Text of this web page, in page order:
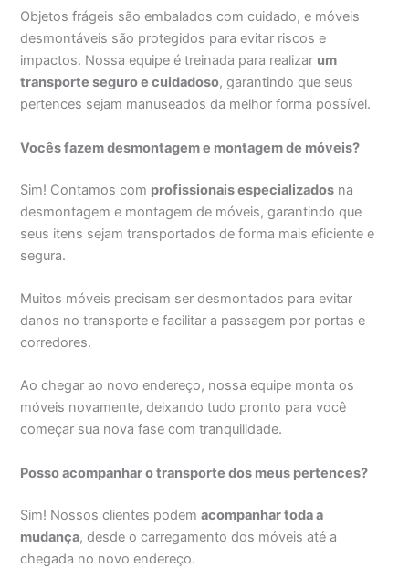
Objetos frágeis são embalados com cuidado, e móveis
desmontáveis são protegidos para evitar riscos e
impactos. Nossa equipe é treinada para realizar um
transporte seguro e cuidadoso, garantindo que seus
pertences sejam manuseados da melhor forma possível.
Vocês fazem desmontagem e montagem de móveis?
Sim! Contamos com profissionais especializados na
desmontagem e montagem de móveis, garantindo que
seus itens sejam transportados de forma mais eficiente e
segura.
Muitos móveis precisam ser desmontados para evitar
danos no transporte e facilitar a passagem por portas e
corredores.
Ao chegar ao novo endereço, nossa equipe monta os
móveis novamente, deixando tudo pronto para você
começar sua nova fase com tranquilidade.
Posso acompanhar o transporte dos meus pertences?
Sim! Nossos clientes podemacompanhar toda a
mudança, desde o carregamento dos móveis até a
chegada no novo endereço.